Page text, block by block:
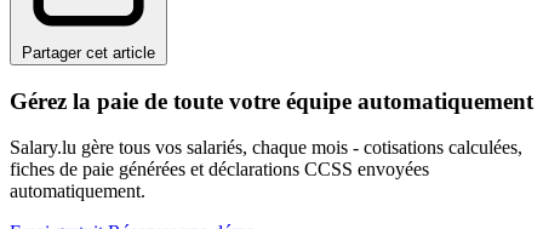
Partager cet article
Gérez la paie de toute votre équipe automatiquement
Salary.lu gère tous vos salariés, chaque mois - cotisations calculées,
fiches de paie générées et déclarations CCSS envoyées
automatiquement.